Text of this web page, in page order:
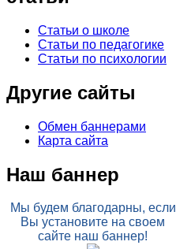
Статьи о школе
Статьи по педагогике
Статьи по психологии
Другие сайты
Обмен баннерами
Карта сайта
Наш баннер
Мы будем благодарны, если
Вы установите на своем
сайте наш баннер!